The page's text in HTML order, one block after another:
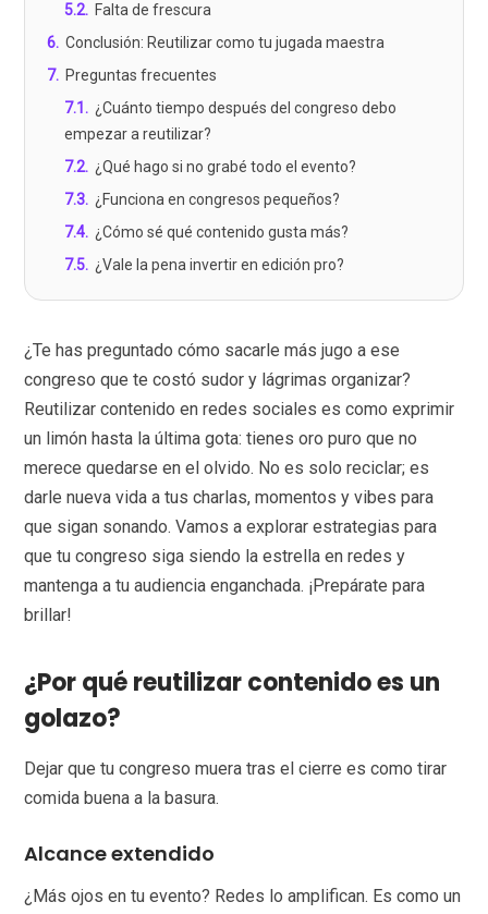
5.2. Falta de frescura
6. Conclusión: Reutilizar como tu jugada maestra
7. Preguntas frecuentes
7.1 . ¿Cuánto tiempo después del congreso debo
empezar a reutilizar?
7.2. ¿Qué hago si no grabé todo el evento?
7.3. ¿Funciona en congresos pequeños?
7.4. ¿Cómo sé qué contenido gusta más?
7.5. ¿Vale la pena invertir en edición pro?
¿Te has preguntado cómo sacarle más jugo a ese
congreso que te costó sudor y lágrimas organizar?
Reutilizar contenido en redes sociales es como exprimir
un limón hasta la última gota: tienes oro puro que no
merece quedarse en el olvido. No es solo reciclar; es
darle nueva vida a tus charlas, momentos y vibes para
que sigan sonando. Vamos a explorar estrategias para
que tu congreso siga siendo la estrella en redes y
mantenga a tu audiencia enganchada. ¡Prepárate para
brillar!
¿Por qué reutilizar contenido es un
golazo?
Dejar que tu congreso muera tras el cierre es como tirar
comida buena a la basura.
Alcance extendido
¿Más ojos en tu evento? Redes lo amplifican. Es como un